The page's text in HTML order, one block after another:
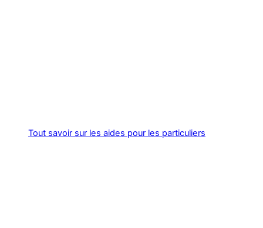
Tout savoir sur les aides pour les particuliers